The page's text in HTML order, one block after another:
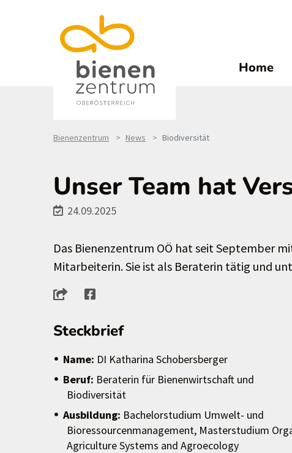
Home
Bienenzentrum News Biodiversität
Unser Team hat
24.09.2025
Das Bienenzentrum OÖ hat seit September
Mitarbeiterin. Sie ist als Beraterin tätig und
Steckbrief
Name: DI Katharina Schobersberger
Beruf: Beraterin für Bienenwirtschaft und
Biodiversität
Ausbildung: Bachelorstudium Umwelt- und
Bioressourcenmanagement, Masterstudium
Agriculture Systems and Agroecology